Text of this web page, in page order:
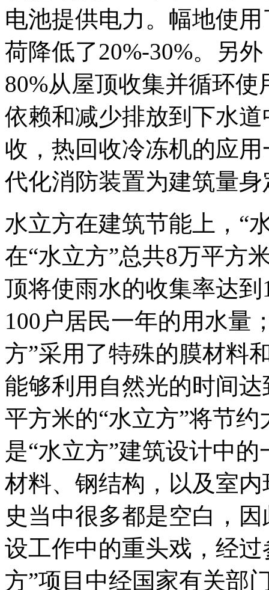
电池提供电力。幅地使
荷降低了20%-30%。另
80%从屋顶收集并循环
依赖和减少排放到下水
收，热回收冷冻机的应
代化消防装置为建筑量
水立方在建筑节能上，“
在“水立方”总共8万平方
顶将使雨水的收集率达
100户居民一年的用水量
方”采用了特殊的膜材料
能够利用自然光的时间
平方米的“水立方”将节约
是“水立方”建筑设计中
材料、钢结构，以及室
史当中很多都是空白，
设工作中的重头戏，经
方”项目中经国家有关部